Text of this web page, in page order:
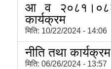
आ व
कार्यक्रम
मिति: 10/22/2024 - 14:06
नीति तथा
मिति: 06/26/2024 - 13:57